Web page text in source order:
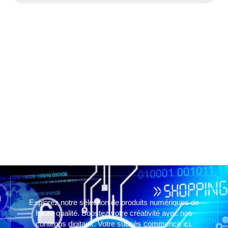
Explorez notre sélection de produits numériques de
haute qualité. Boostez votre créativité avec nos
contenus digitaux. Votre succès commence ici.